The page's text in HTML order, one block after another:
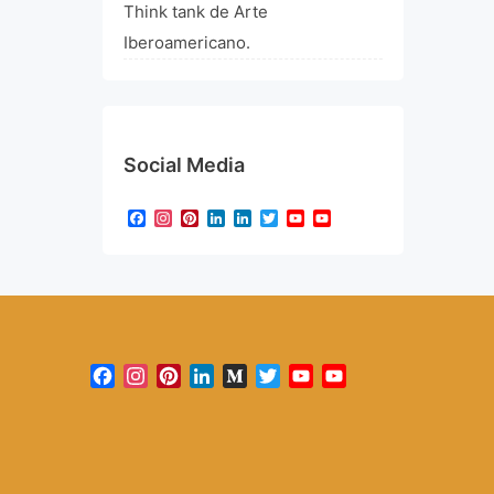
Think tank de Arte
Iberoamericano.
Social Media
Facebook
Instagram
Pinterest
LinkedIn
LinkedIn
TwitterYouTube
Facebook
Instagram
PinterestLinkedInMediumTwitterYouTube